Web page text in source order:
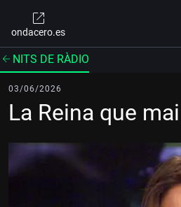
ondacero.es
NITS DE RÀDIO
03/06/2026
La Reina que